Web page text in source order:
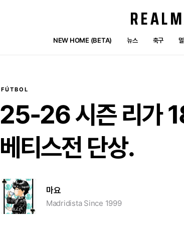
NEW HOME (BETA) 뉴스 축구
FÚTBOL
25-26시즌 리가
베티스전 단상.
마요
Madridista Since 1999